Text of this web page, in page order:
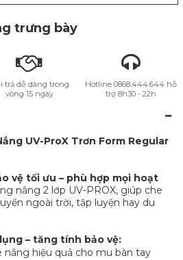
trưng bày
trả dễ dàng trong
vòng 15 ngày
Hotline 0868.444.644 hỗ
trợ 8h30 - 22h
UV-ProX Trơn Form Regular
vệ tối ưu – phù hợp mọi hoạt
nắng 2 lớp UV-PROX, giúp che
ngoài trời, tập luyện hay du
– tăng tính bảo vệ:
hiệu quả cho mu bàn tay